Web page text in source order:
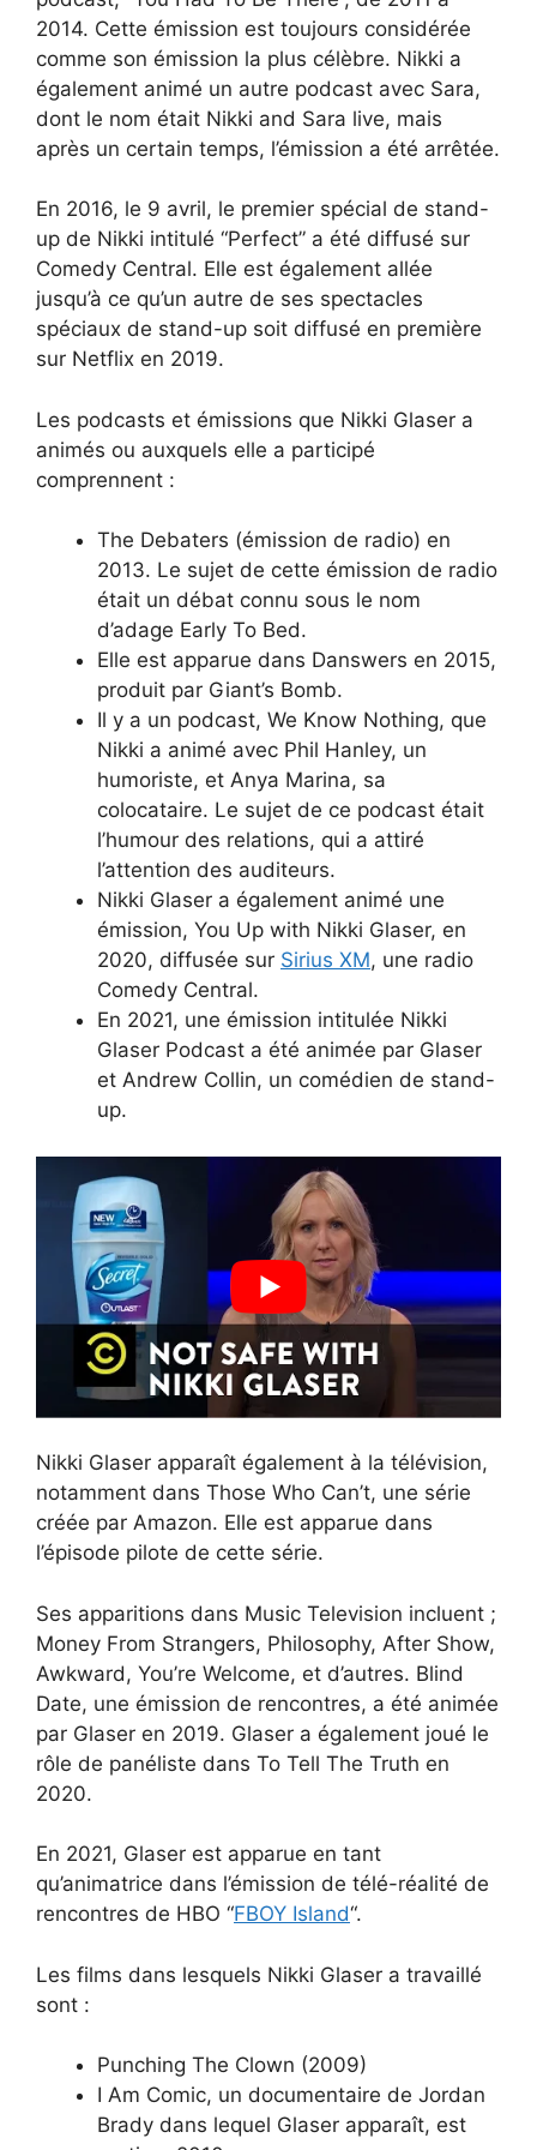
2014. Cette émission est toujours considérée
comme son émission la plus célèbre. Nikki a
également animé un autre podcast avec Sara,
dont le nom était Nikki and Sara live, mais
après un certain temps, l’émission a été arrêtée.
En 2016, le 9 avril, le premier spécial de stand-
up de Nikki intitulé “Perfect” a été diffusé sur
Comedy Central. Elle est également allée
jusqu’à ce qu’un autre de ses spectacles
spéciaux de stand-up soit diffusé en première
sur Netflix en 2019.
Les podcasts et émissions que Nikki Glaser a
animés ou auxquels elle a participé
comprennent :
The Debaters (émission de radio) en
2013. Le sujet de cette émission de radio
était un débat connu sous le nom
d’adage Early To Bed.
Elle est apparue dans Danswers en 2015,
produit par Giant’s Bomb.
Il y a un podcast, We Know Nothing, que
Nikki a animé avec Phil Hanley, un
humoriste, et Anya Marina, sa
colocataire. Le sujet de ce podcast était
l’humour des relations, qui a attiré
l’attention des auditeurs.
Nikki Glaser a également animé une
émission, You Up with Nikki Glaser, en
2020, diffusée sur Sirius XM, une radio
Comedy Central.
En 2021, une émission intitulée Nikki
Glaser Podcast a été animée par Glaser
et Andrew Collin, un comédien de stand-
up.
Nikki Glaser apparaît également à la télévision,
notamment dans Those Who Can’t, une série
créée par Amazon. Elle est apparue dans
l’épisode pilote de cette série.
Ses apparitions dans Music Television incluent ;
Money From Strangers, Philosophy, After Show,
Awkward, You’re Welcome, et d’autres. Blind
Date, une émission de rencontres, a été animée
par Glaser en 2019. Glaser a également joué le
rôle de panéliste dans To Tell The Truth en
2020.
En 2021, Glaser est apparue en tant
qu’animatrice dans l’émission de télé-réalité de
rencontres de HBO “FBOY Island“.
Les films dans lesquels Nikki Glaser a travaillé
sont :
Punching The Clown (2009)
I Am Comic, un documentaire de Jordan
Brady dans lequel Glaser apparaît, est